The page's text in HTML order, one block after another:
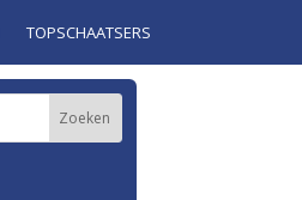
TOPSCHAATSERS